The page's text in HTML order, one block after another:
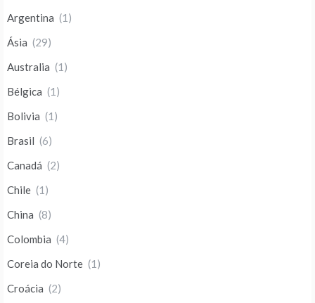
Argentina (1)
Ásia (29)
Australia (1)
Bélgica (1)
Bolivia (1)
Brasil (6)
Canadá (2)
Chile (1)
China (8)
Colombia (4)
Coreia do Norte (1)
Croácia (2)